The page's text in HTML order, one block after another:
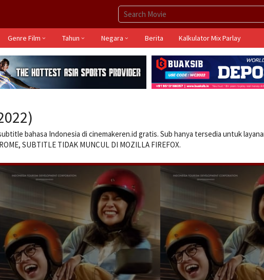
Genre Film Tahun Negara Berita Kalkulator Mix Parlay
bahasa Indonesia di cinemakeren.id gratis. Sub hanya tersedia untuk
SUBTITLE TIDAK MUNCUL DI MOZILLA FIREFOX.